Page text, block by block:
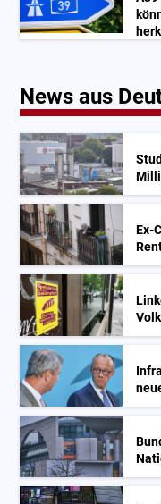
News aus
Ex-